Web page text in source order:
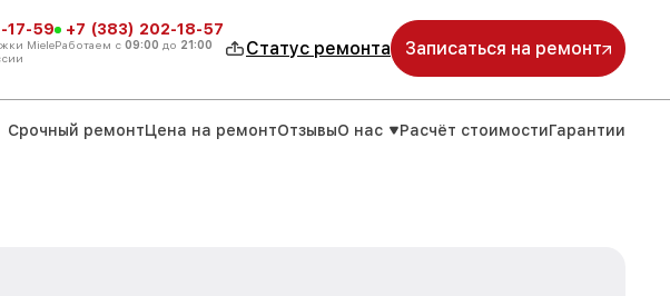
17-59
Miele
+7 (383) 202-18-57
Работаем с 09:00 до 21:00 Статус ремонта Записаться на ремонт
Срочный ремонтЦена на ремонтОтзывыО нас Расчёт стоимостиГарантии